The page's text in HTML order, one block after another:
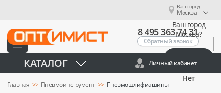
Ваш город
Москва
Ваш город
Москва?
Нет
8 495 363 74 31
Обратный звонок
КАТАЛОГ Личный кабинет
Главная Пневмоинструмент Пневмошлифмашины